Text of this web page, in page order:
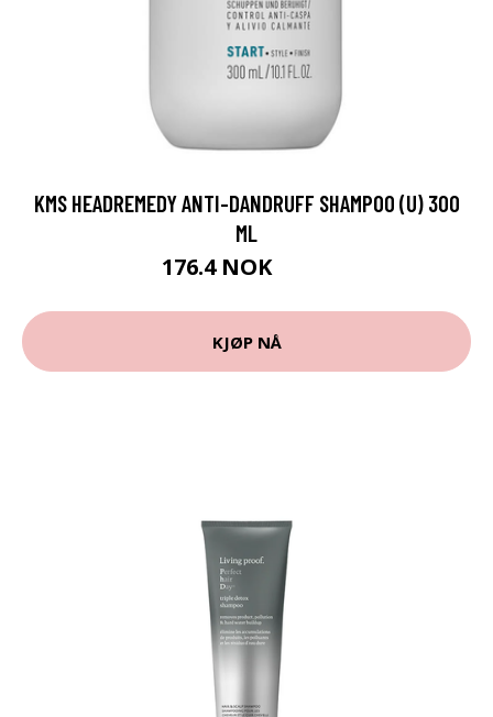
KMS HEADREMEDY ANTI-DANDRUFF SHAMPOO (U) 300
ML
176.4 NOK
KJØP NÅ